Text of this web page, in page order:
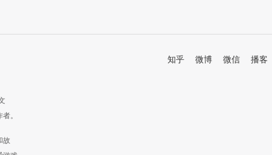
。
故
知乎 微博 微信 播客